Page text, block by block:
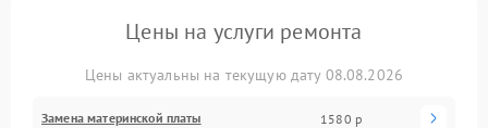
Цены на услуги ремонта
Цены актуальны на текущую дату 08.08.2026
Замена материнской платы 1580 р